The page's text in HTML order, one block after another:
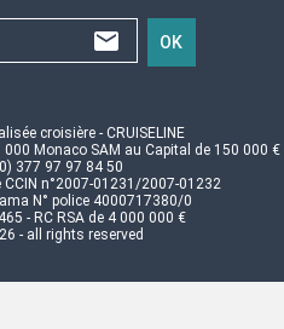
OK
croisière - CRUISELINE
Monaco SAM au Capital de 150 000 €
377 97 97 84 50
CCIN n°2007-01231/2007-01232
N° police 4000717380/0
- RC RSA de 4 000 000 €
- all rights reserved